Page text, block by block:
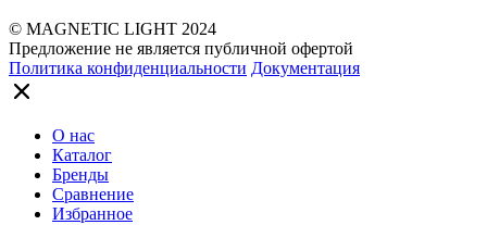
© MAGNETIC LIGHT 2024
Предложение не является публичной офертой
Политика конфиденциальности Документация
О нас
Каталог
Бренды
Сравнение
Избранное